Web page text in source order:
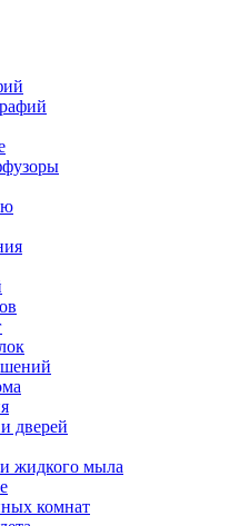
дверей
жидкого мыла
комнат